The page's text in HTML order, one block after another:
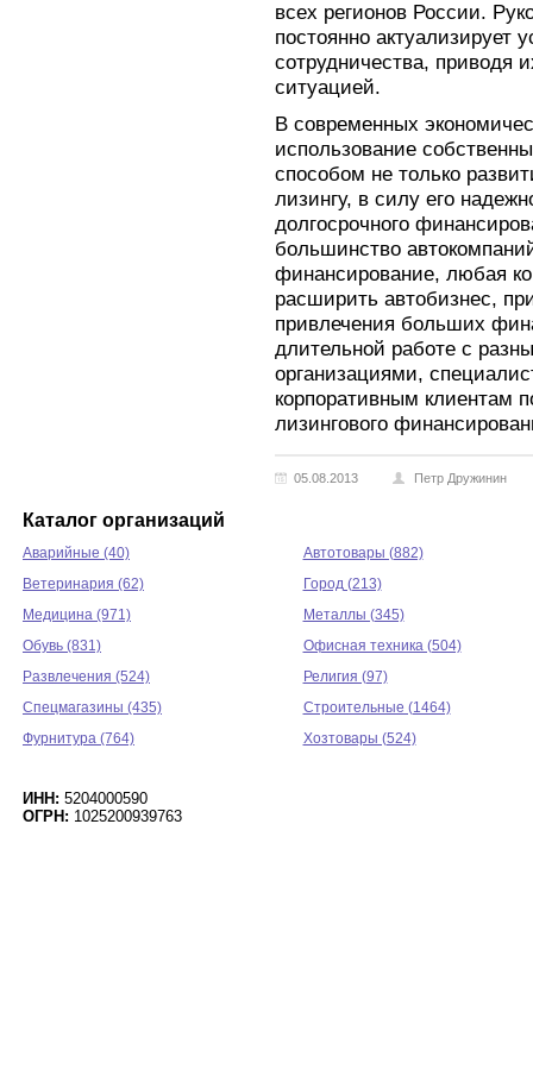
всех регионов России.
постоянно актуализирует
сотрудничества, приводя
ситуацией.
В современных
использование
способом не только
лизингу, в силу его
долгосрочного
большинство
финансирование, любая
расширить автобизнес,
привлечения больших
длительной работе с
организациями,
корпоративным клиентам
лизингового
05.08.2013 Петр Дружинин
Каталог организаций
Аварийные (40)
Автотовары (882)
Ветеринария (62)
Город (213)
Медицина (971)
Металлы (345)
Обувь (831)
Офисная техника (504)
Развлечения (524)
Религия (97)
Спецмагазины (435)
Строительные (1464)
Фурнитура (764)
Хозтовары (524)
ИНН: 5204000590
ОГРН: 1025200939763